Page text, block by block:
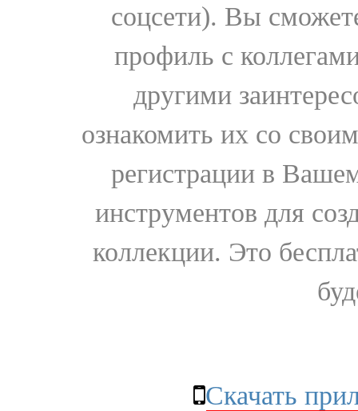
соцсети). Вы
профиль с
другими
ознакомить их со
регистрации в
инструментов для
коллекции. Это
Скачать